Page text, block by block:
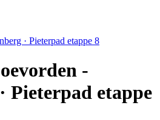
· Pieterpad etappe 8
-
Pieterpad etappe